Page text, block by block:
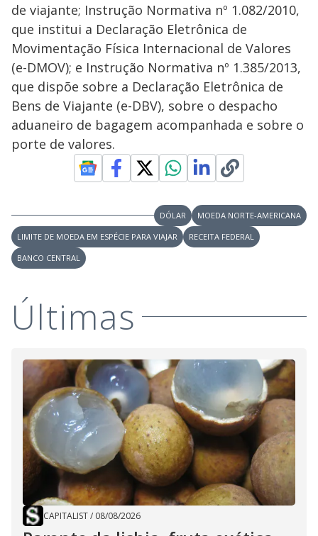
de viajante; Instrução Normativa nº 1.082/2010,
que institui a Declaração Eletrônica de
Movimentação Física Internacional de Valores
(e-DMOV); e Instrução Normativa nº 1.385/2013,
que dispõe sobre a Declaração Eletrônica de
Bens de Viajante (e-DBV), sobre o despacho
aduaneiro de bagagem acompanhada e sobre o
porte de valores.
DÓLAR
MOEDA NORTE-AMERICANA
LIMITE DE MOEDA EM ESPÉCIE PARA VIAJAR
RECEITA FEDERAL
BANCO CENTRAL
Últimas
CAPITALIST/ 08/08/2026